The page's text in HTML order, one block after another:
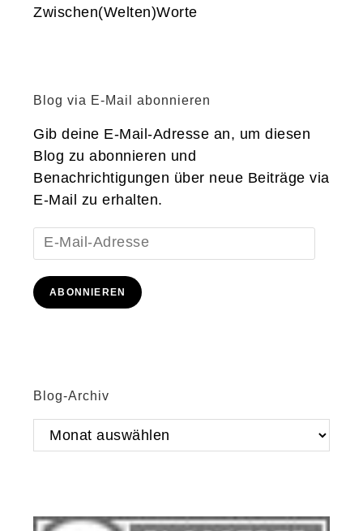
Zwischen(Welten)Worte
Blog via E-Mail abonnieren
Gib deine E-Mail-Adresse an, um diesen
Blog zu abonnieren und
Benachrichtigungen über neue Beiträge via
E-Mail zu erhalten.
E-
Mail-
Adresse
ABONNIEREN
Blog-Archiv
Blog-
Archiv